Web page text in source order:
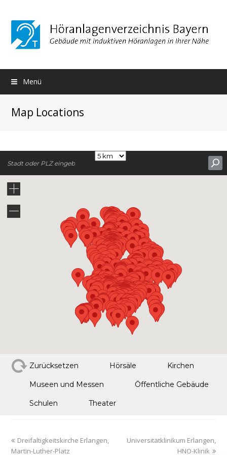
Menü
Map Locations
Zurücksetzen Hörsäle Kirchen
Museen und Messen Öffentliche Gebäude
Schulen Theater
Dreifaltigkeitskirche Erlangen,
Martin-Luther-Platz
Universitätklinikum Erlangen,
HNO-Klinik